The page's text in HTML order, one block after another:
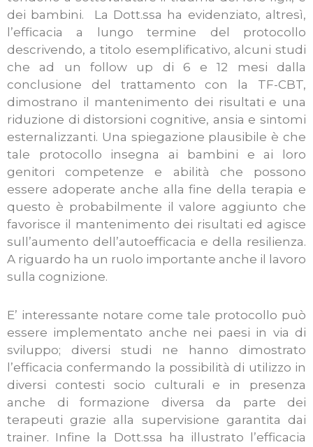
dei bambini. La Dott.ssa ha evidenziato, altresì,
l’efficacia a lungo termine del protocollo
descrivendo, a titolo esemplificativo, alcuni studi
che ad un follow up di 6 e 12 mesi dalla
conclusione del trattamento con la TF-CBT,
dimostrano il mantenimento dei risultati e una
riduzione di distorsioni cognitive, ansia e sintomi
esternalizzanti. Una spiegazione plausibile è che
tale protocollo insegna ai bambini e ai loro
genitori competenze e abilità che possono
essere adoperate anche alla fine della terapia e
questo è probabilmente il valore aggiunto che
favorisce il mantenimento dei risultati ed agisce
sull’aumento dell’autoefficacia e della resilienza.
A riguardo ha un ruolo importante anche il lavoro
sulla cognizione.
E’ interessante notare come tale protocollo può
essere implementato anche nei paesi in via di
sviluppo; diversi studi ne hanno dimostrato
l’efficacia confermando la possibilità di utilizzo in
diversi contesti socio culturali e in presenza
anche di formazione diversa da parte dei
terapeuti grazie alla supervisione garantita dai
trainer. Infine la Dott.ssa ha illustrato l’efficacia